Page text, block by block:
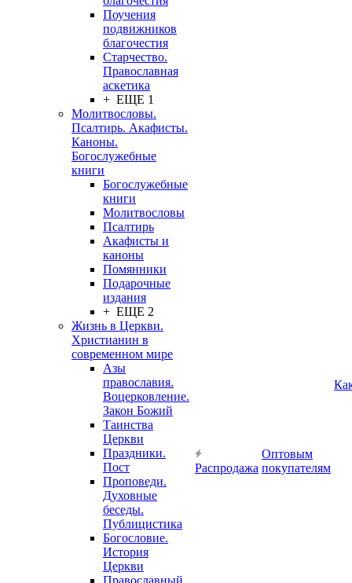
Поучения
подвижников
благочестия
Старчество.
Православная
аскетика
+ ЕЩЕ 1
Молитвословы.
Псалтирь. Акафисты.
Каноны.
Богослужебные
книги
Богослужебные
книги
Молитвословы
Псалтирь
Акафисты и
каноны
Помянники
Подарочные
издания
+ ЕЩЕ 2
Жизнь в Церкви.
Христианин в
современном мире
Азы
православия.
Воцерковление.
Закон Божий
Таинства
Церкви
Праздники.
Пост
Проповеди.
Духовные
беседы.
Публицистика
Богословие.
История
Церкви
Православный
Распродажа
Оптовым
покупателям